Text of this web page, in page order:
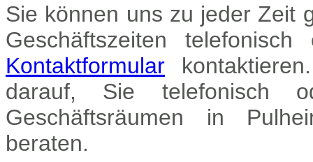
Sie können uns zu jeder Zeit
Geschäftszeiten
Kontaktformular
darauf, Sie telefonisch
Geschäftsräumen in
beraten.